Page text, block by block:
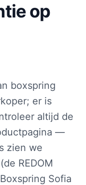
op
boxspring
er is
altijd de
—
zien we
REDOM
Sofia